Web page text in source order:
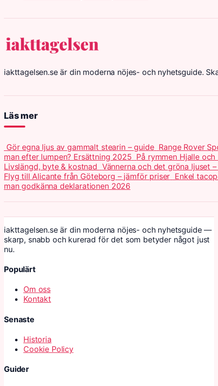
iakttagelsen.se är din moderna nöjes- och nyhetsguide.
Läs mer
Gör egna ljus av gammalt stearin – guide Range Rover
man efter lumpen? Ersättning 2025 På rymmen Hjalle
Livslängd, byte & kostnad Vännerna och det gröna ljuset
Flyg till Alicante från Göteborg – jämför priser Enkel
man godkänna deklarationen 2026
iakttagelsen.se är din moderna nöjes- och nyhetsguide —
skarp, snabb och kurerad för det som betyder något just
nu.
Populärt
Om oss
Kontakt
Senaste
Historia
Cookie Policy
Guider